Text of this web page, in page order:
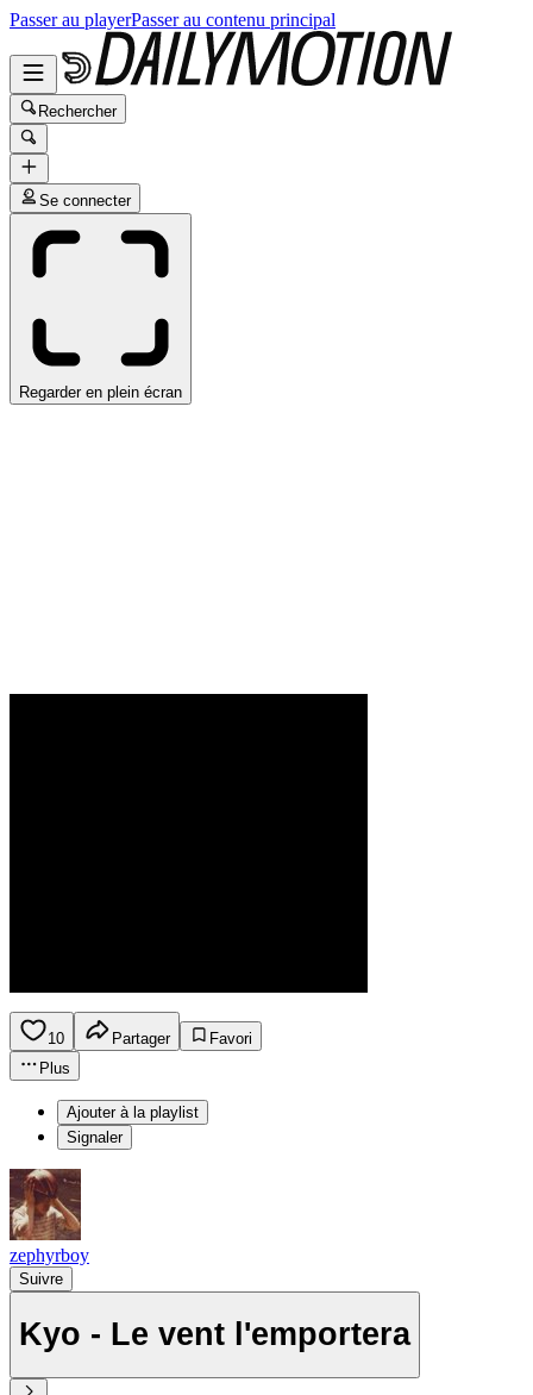
Passer au playerPasser au contenu principal
Rechercher
Se connecter
Regarder en plein écran
10 Partager
Favori
Plus
Ajouter à la playlist
Signaler
zephyrboy
Suivre
Kyo - Le vent l'emportera